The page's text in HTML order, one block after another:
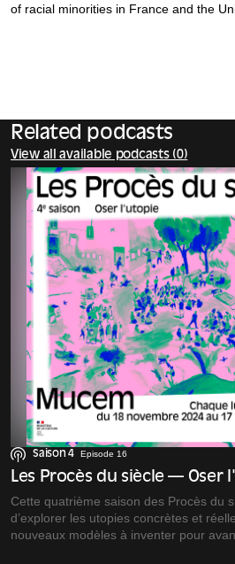
of racial minorities in France and the
Related podcasts
View all available podcasts (0)
Saison 4 Episode 16
Les Procès du siècle — Oser
Cette quatrième saison des Procès du
d’explorer les utopies concrètes et
nouveaux modèles à inventer pour